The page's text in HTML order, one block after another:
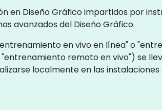
en Diseño Gráfico impartidos por
avanzados del Diseño Gráfico.
en vivo en línea" o
remoto en vivo") se
localmente en las